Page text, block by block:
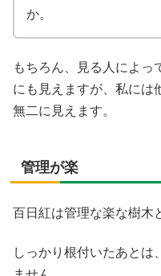
か。
もちろん、見る人によっ
にも見えますが、私には
無二に見えます。
管理が楽
百日紅は管理な楽な樹木
しっかり根付いたあとは